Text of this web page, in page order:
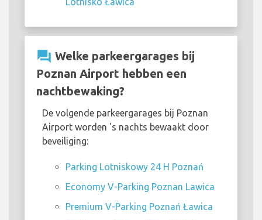
question_answer Welke parkeergarages bij
Poznan Airport hebben een
nachtbewaking?
De volgende parkeergarages bij Poznan
Airport worden 's nachts bewaakt door
beveiliging:
Parking Lotniskowy 24 H Poznań
Economy V-Parking Poznan Lawica
Premium V-Parking Poznań Ławica